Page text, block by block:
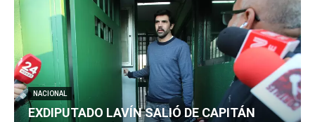
NACIONAL
EXDIPUTADO LAVÍN SALIÓ DE CAPITÁN